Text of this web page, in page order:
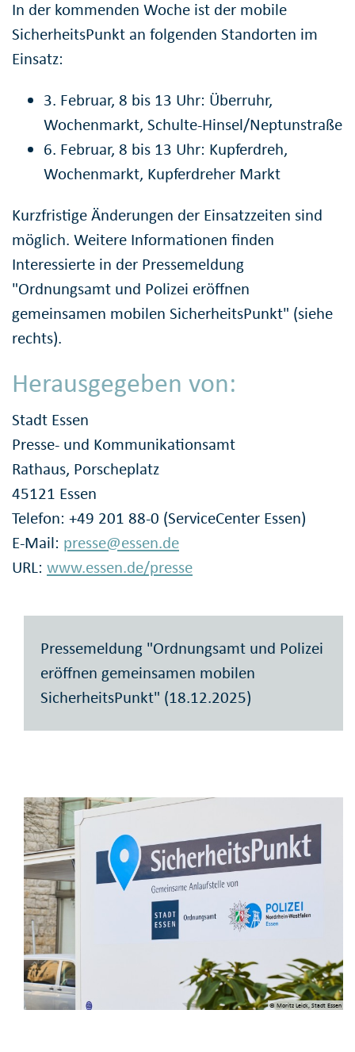
In der kommenden Woche ist der mobile
SicherheitsPunkt an folgenden Standorten im
Einsatz:
3. Februar, 8 bis 13 Uhr: Überruhr,
Wochenmarkt, Schulte-Hinsel/Neptunstraße
6. Februar, 8 bis 13 Uhr: Kupferdreh,
Wochenmarkt, Kupferdreher Markt
Kurzfristige Änderungen der Einsatzzeiten sind
möglich. Weitere Informationen finden
Interessierte in der Pressemeldung
"Ordnungsamt und Polizei eröffnen
gemeinsamen mobilen SicherheitsPunkt" (siehe
rechts).
Herausgegeben von:
Stadt Essen
Presse- und Kommunikationsamt
Rathaus, Porscheplatz
45121 Essen
Telefon: +49 201 88-0 (ServiceCenter Essen)
E-Mail: presse@essen.de
URL: www.essen.de/presse
Pressemeldung "Ordnungsamt und Polizei
eröffnen gemeinsamen mobilen
SicherheitsPunkt" (18.12.2025)
© Moritz Leick, Stadt Essen